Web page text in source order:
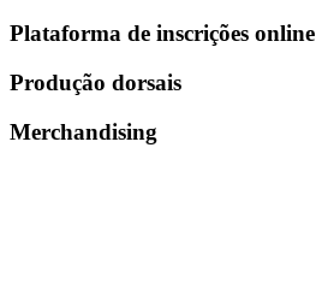
Plataforma de inscrições online
Produção dorsais
Merchandising